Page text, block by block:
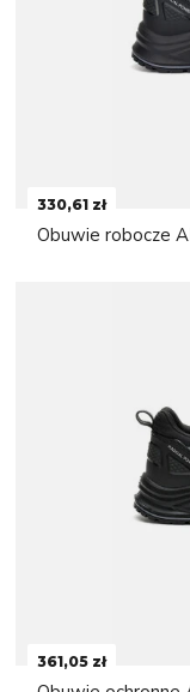
330,61 zł
Obuwie robocze
361,05 zł